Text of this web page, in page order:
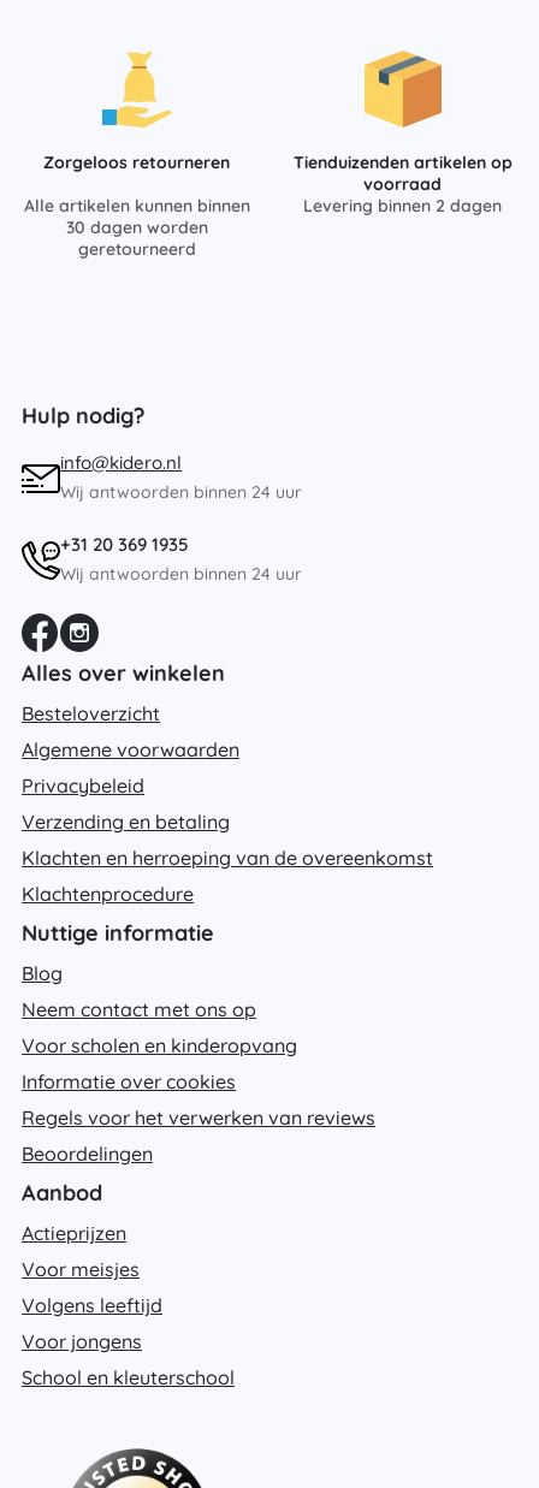
Zorgeloos retourneren
Alle artikelen kunnen binnen
30 dagen worden
geretourneerd
Tienduizenden artikelen op
voorraad
Levering binnen 2 dagen
Hulp nodig?
info@kidero.nl
Wij antwoorden binnen 24 uur
+31 20 369 1935
Wij antwoorden binnen 24 uur
Alles over winkelen
Besteloverzicht
Algemene voorwaarden
Privacybeleid
Verzending en betaling
Klachten en herroeping van de overeenkomst
Klachtenprocedure
Nuttige informatie
Blog
Neem contact met ons op
Voor scholen en kinderopvang
Informatie over cookies
Regels voor het verwerken van reviews
Beoordelingen
Aanbod
Actieprijzen
Voor meisjes
Volgens leeftijd
Voor jongens
School en kleuterschool